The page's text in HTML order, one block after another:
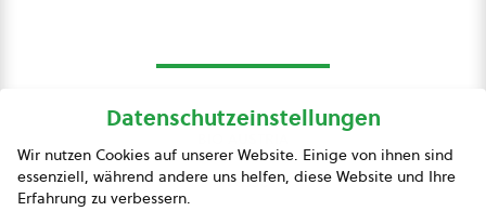
Presse
Datenschutzeinstellungen
Wir nutzen Cookies auf unserer Website. Einige von ihnen sind
essenziell, während andere uns helfen, diese Website und Ihre
Erfahrung zu verbessern.